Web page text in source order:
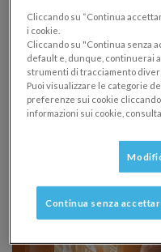
25/11/2022
In caso di prestazione
occasionale, quando
e quando no? Una
questione.
Cliccando su “Continua
i cookie.
Cliccando su "Continua senza
default e, dunque, continuerai
strumenti di tracciamento
Puoi visualizzare le categorie
preferenze sui cookie
informazioni sui cookie,
Continua senza